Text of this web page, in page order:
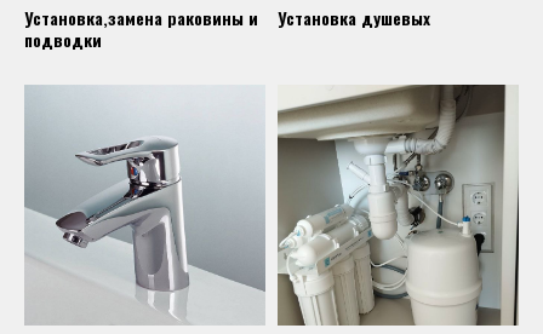
Установка,замена раковины и
подводки
Установка душевых